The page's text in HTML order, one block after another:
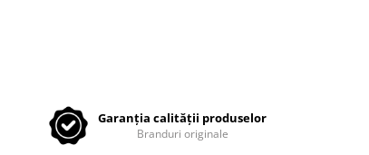
Garanția calității produselor
Branduri originale